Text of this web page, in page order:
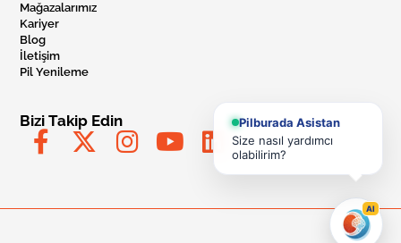
Mağazalarımız
Kariyer
Blog
İletişim
Pil Yenileme
Bizi Takip Edin
Pilburada Asistan
Size nasıl yardımcı
olabilirim?
AI